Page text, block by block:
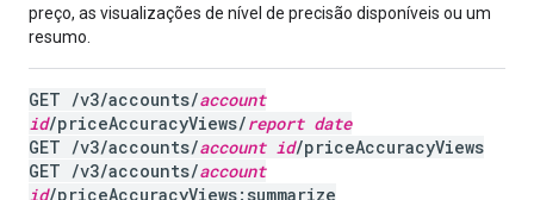
preço, as visualizações de nível de precisão disponíveis ou um
resumo.
GET /v3/accounts/account
id/priceAccuracyViews/report date
GET /v3/accounts/account id/priceAccuracyViews
GET /v3/accounts/account
id/priceAccuracyViews:summarize